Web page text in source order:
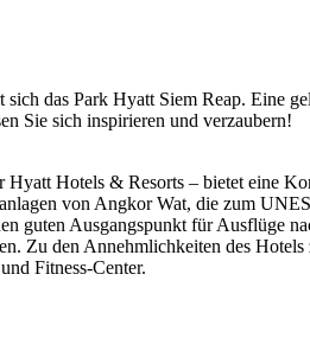
sich das Park Hyatt Siem Reap. Eine
Sie sich inspirieren und verzaubern!
Hotels & Resorts – bietet eine
von Angkor Wat, die zum
guten Ausgangspunkt für Ausflüge
Zu den Annehmlichkeiten des Hotels
Fitness-Center.